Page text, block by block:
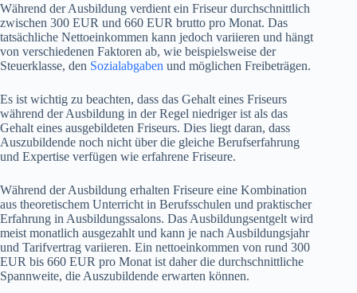
Während der Ausbildung verdient ein Friseur durchschnittlich
zwischen 300 EUR und 660 EUR brutto pro Monat. Das
tatsächliche Nettoeinkommen kann jedoch variieren und hängt
von verschiedenen Faktoren ab, wie beispielsweise der
Steuerklasse, den Sozialabgaben und möglichen Freibeträgen.
Es ist wichtig zu beachten, dass das Gehalt eines Friseurs
während der Ausbildung in der Regel niedriger ist als das
Gehalt eines ausgebildeten Friseurs. Dies liegt daran, dass
Auszubildende noch nicht über die gleiche Berufserfahrung
und Expertise verfügen wie erfahrene Friseure.
Während der Ausbildung erhalten Friseure eine Kombination
aus theoretischem Unterricht in Berufsschulen und praktischer
Erfahrung in Ausbildungssalons. Das Ausbildungsentgelt wird
meist monatlich ausgezahlt und kann je nach Ausbildungsjahr
und Tarifvertrag variieren. Ein nettoeinkommen von rund 300
EUR bis 660 EUR pro Monat ist daher die durchschnittliche
Spannweite, die Auszubildende erwarten können.